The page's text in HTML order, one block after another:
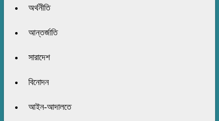
অর্থনীতি
আন্তর্জাতি
সারাদেশ
বিনোদন
আইন-আদালতে